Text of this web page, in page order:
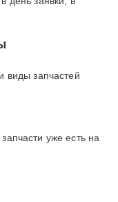
виды запчастей
уже есть на